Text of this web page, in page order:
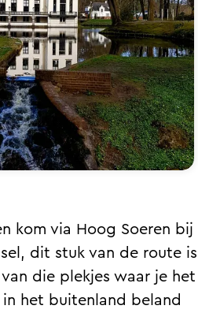
kom via Hoog Soeren bij
dit stuk van de route is
die plekjes waar je het
het buitenland beland